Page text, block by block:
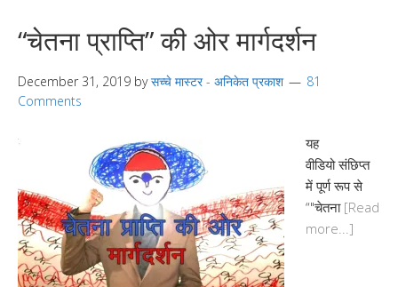
“चेतना प्राप्ति” की ओर मार्गदर्शन
December 31, 2019 byसच्चे मास्टर - अनिकेत प्रकाश
81
Comments
यह
वीडियो संछिप्त
में पूर्ण रूप से
“"चेतना [Read
more...]